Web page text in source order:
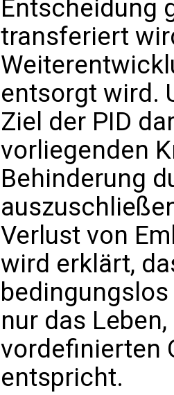
Entscheidung
transferiert
entsorgt wird.
Ziel der PID
vorliegenden
Behinderung
Verlust von
wird erklärt,
nur das
vordefinierten
entspricht.